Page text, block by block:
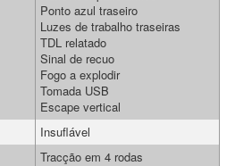
Ponto azul traseiro
Luzes de trabalho traseiras
TDL relatado
Sinal de recuo
Fogo a explodir
Tomada USB
Escape vertical
Insuflável
Tracção em 4 rodas